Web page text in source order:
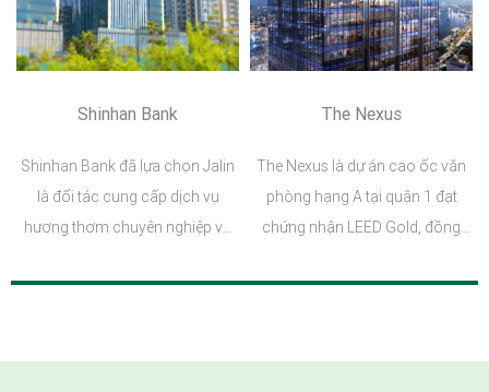
Shinhan Bank
Shinhan Bank đã lựa chọn Jalin
là đối tác cung cấp dịch vụ
hương thơm chuyên nghiệp và
thơm sang trọng cho không
The Nexus
The Nexus là dự án cao ốc văn
phòng hạng A tại quận 1 đạt
chứng nhận LEED Gold, đồng
tại Việt Nam đạt chứng nhận